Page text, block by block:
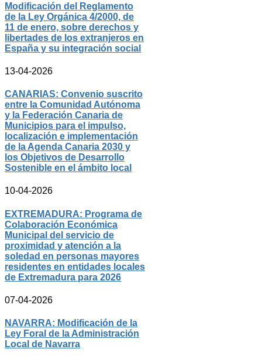
Modificación del Reglamento
de la Ley Orgánica 4/2000, de
11 de enero, sobre derechos y
libertades de los extranjeros en
España y su integración social
13-04-2026
CANARIAS: Convenio suscrito
entre la Comunidad Autónoma
y la Federación Canaria de
Municipios para el impulso,
localización e implementación
de la Agenda Canaria 2030 y
los Objetivos de Desarrollo
Sostenible en el ámbito local
10-04-2026
EXTREMADURA: Programa de
Colaboración Económica
Municipal del servicio de
proximidad y atención a la
soledad en personas mayores
residentes en entidades locales
de Extremadura para 2026
07-04-2026
NAVARRA: Modificación de la
Ley Foral de la Administración
Local de Navarra